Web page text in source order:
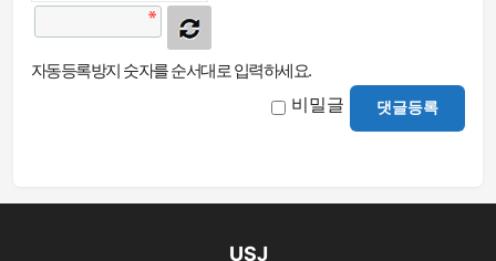
자동등록방지 숫자를 순서대로 입력하세요.
비밀글 댓글등록
USJ